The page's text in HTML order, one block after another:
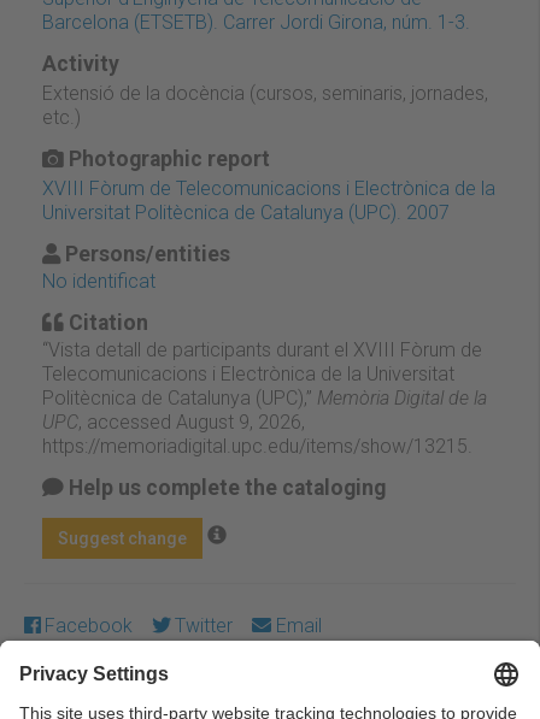
Barcelona (ETSETB). Carrer Jordi Girona, núm. 1-3.
Activity
Extensió de la docència (cursos, seminaris, jornades,
etc.)
Photographic report
XVIII Fòrum de Telecomunicacions i Electrònica de la
Universitat Politècnica de Catalunya (UPC). 2007
Persons/entities
No identificat
Citation
“Vista detall de participants durant el XVIII Fòrum de
Telecomunicacions i Electrònica de la Universitat
Politècnica de Catalunya (UPC),” Memòria Digital de la
UPC, accessed August 9, 2026,
https://memoriadigital.upc.edu/items/show/13215
Help us complete the cataloging
Suggest change
Facebook Twitter Email